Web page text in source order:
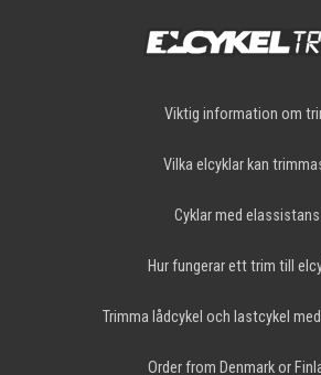
Viktig information om
Vilka elcyklar kan
Cyklar med elassistans
Hur fungerar ett trim till
Trimma lådcykel och lastcykel
Order from Denmark or